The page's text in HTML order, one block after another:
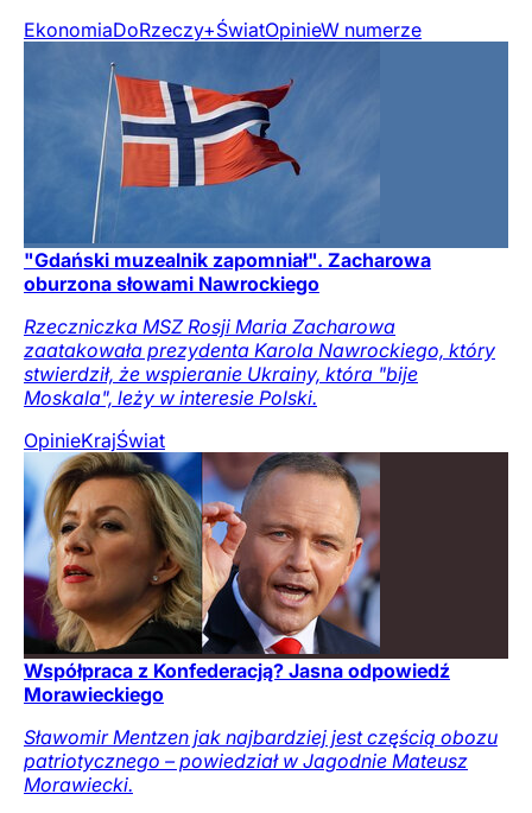
EkonomiaDoRzeczy+ŚwiatOpinieW numerze
"Gdański muzealnik zapomniał". Zacharowa
oburzona słowami Nawrockiego
Rzeczniczka MSZ Rosji Maria Zacharowa
zaatakowała prezydenta Karola Nawrockiego, który
stwierdził, że wspieranie Ukrainy, która "bije
Moskala", leży w interesie Polski.
OpinieKrajŚwiat
Współpraca z Konfederacją? Jasna odpowiedź
Morawieckiego
Sławomir Mentzen jak najbardziej jest częścią obozu
patriotycznego – powiedział w Jagodnie Mateusz
Morawiecki.